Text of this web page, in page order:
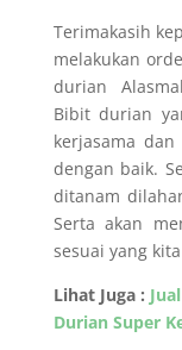
Terimakasih
melakukan
durian
Bibit durian
kerjasama
dengan baik.
ditanam
Serta akan
sesuai yang
Lihat Juga :
Durian Super